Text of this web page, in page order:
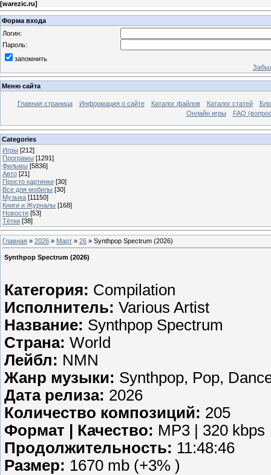
[warezic.ru]
Форма входа
Логин:
Пароль:
запомнить
Меню сайта
Главная страница Информация о сайте Каталог файлов Каталог статей
Онлайн игры
FAQ
Categories
Игры [212]
Програмы [1291]
Фильмы [5836]
Авто [21]
Просто картинки [30]
Все для мобилы [30]
Музыка [11150]
Книги и Журналы [168]
Новости [53]
Тётки [38]
Главная » 2026 » Март » 26 » Synthpop Spectrum (2026)
Synthpop Spectrum (2026)
Категория: Compilation
Исполнитель: Various Artist
Название: Synthpop Spectrum
Страна: World
Лейбл: NMN
Жанр музыки: Synthpop, Pop,
Дата релиза: 2026
Количество композиций: 205
Формат | Качество: MP3 | 320 kbps
Продолжительность: 11:48:46
Размер: 1670 mb (+3% )